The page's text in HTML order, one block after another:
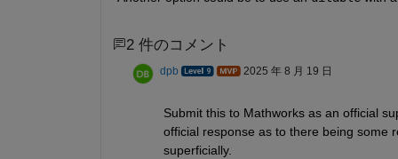
2 件のコメント
dpb 2025 年 8 月 19 日
Submit this to Mathworks as an official
official response as to there being some
superficially.